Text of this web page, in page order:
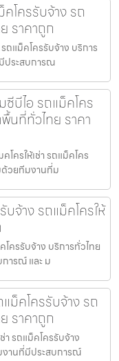
โครรับจ้าง รถ
ราคาถูก
รถแม็คโครรับจ้าง บริการ
ประสบการณ
บีไอ รถแม็คโคร
นที่ทั่วไทย ราคา
ครให้เช่า รถแม็คโคร
ด้วยทีมงานที่ม
บจ้าง รถแม็คโครให้
โครรับจ้าง บริการทั่วไทย
ารณ์ และ ม
ม็คโครรับจ้าง รถ
ราคาถูก
รถแม็คโครรับจ้าง
งานที่มีประสบการณ์